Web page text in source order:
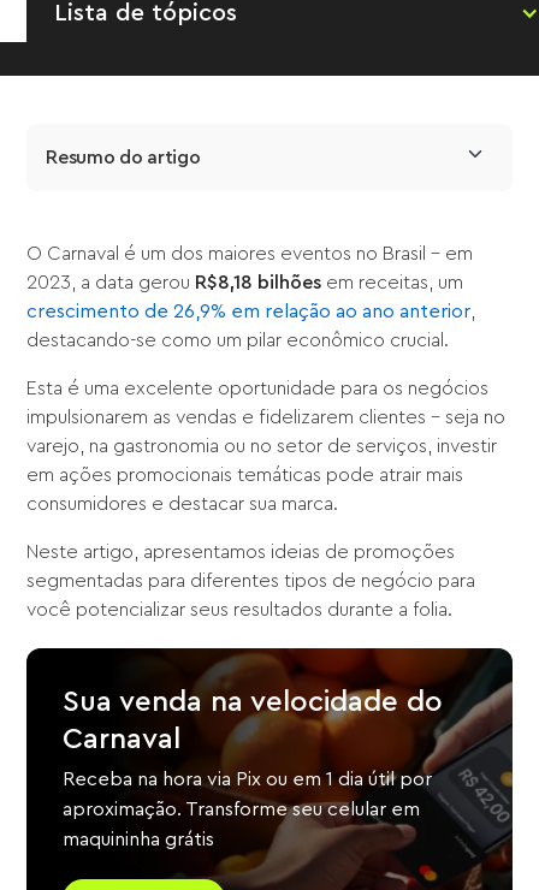
Lista de tópicos
Resumo do artigo
O Carnaval é um dos maiores eventos no Brasil – em
2023, a data gerou R$8,18 bilhões em receitas, um
crescimento de 26,9% em relação ao ano anterior
destacando-se como um pilar econômico crucial.
Esta é uma excelente oportunidade para os negócios
impulsionarem as vendas e fidelizarem clientes – seja no
varejo, na gastronomia ou no setor de serviços, investir
em ações promocionais temáticas pode atrair mais
consumidores e destacar sua marca.
Neste artigo, apresentamos ideias de promoções
segmentadas para diferentes tipos de negócio para
você potencializar seus resultados durante a folia.
Sua venda na velocidade do
Carnaval
Receba na hora via Pix ou em 1 dia útil por
aproximação. Transforme seu celular em
maquininha grátis